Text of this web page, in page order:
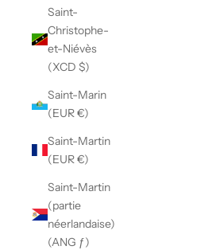
Saint-
Christophe-
et-Niévès
(XCD $)
Saint-Marin
(EUR €)
Saint-Martin
(EUR €)
Saint-Martin
(partie
néerlandaise)
(ANG ƒ)